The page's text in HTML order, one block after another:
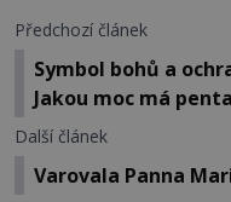
Předchozí článek
Symbol bohů a
Jakou moc má
Další článek
Varovala Panna